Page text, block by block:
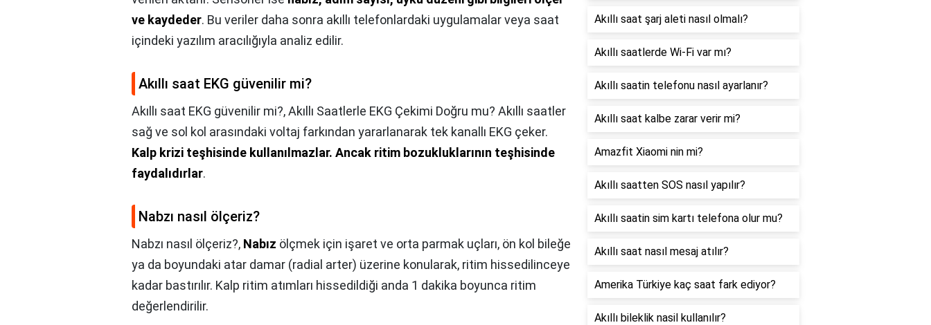
ve kaydeder. Bu veriler daha sonra akıllı telefonlardaki uygulamalar veya saat
içindeki yazılım aracılığıyla analiz edilir.
Akıllı saat EKG güvenilir mi?
Akıllı saat EKG güvenilir mi?,Akıllı Saatlerle EKG Çekimi Doğru mu? Akıllı saatler
sağ ve sol kol arasındaki voltaj farkından yararlanarak tek kanallı EKG çeker.
Kalp krizi teşhisinde kullanılmazlar. Ancak ritim bozukluklarının teşhisinde
faydalıdırlar.
Nabzı nasıl ölçeriz?
Nabzı nasıl ölçeriz?, Nabız ölçmek için işaret ve orta parmak uçları, ön kol bileğe
ya da boyundaki atar damar (radial arter) üzerine konularak, ritim hissedilinceye
kadar bastırılır. Kalp ritim atımları hissedildiği anda 1 dakika boyunca ritim
değerlendirilir.
Akıllı saat şarj aleti nasıl olmalı?
Akıllı saatlerde Wi-Fi var mı?
Akıllı saatin telefonu nasıl ayarlanır?
Akıllı saat kalbe zarar verir mi?
Amazfit Xiaomi nin mi?
Akıllı saatten SOS nasıl yapılır?
Akıllı saatin sim kartı telefona olur mu?
Akıllı saat nasıl mesaj atılır?
Amerika Türkiye kaç saat fark ediyor?
Akıllı bileklik nasil kullanılır?